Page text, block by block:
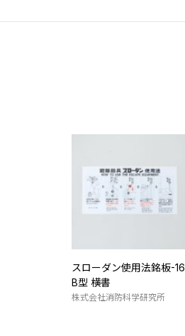
スローダン使用法銘板-16
B型 横書
株式会社消防科学研究所